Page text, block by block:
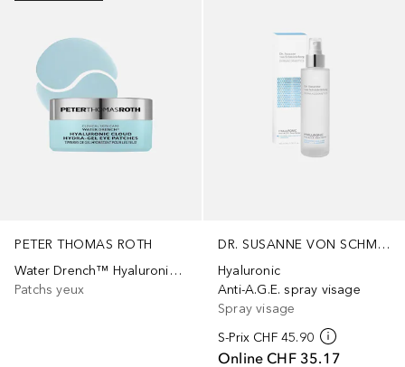
PETER THOMAS ROTH
Water Drench™ Hyaluronic Cloud Hydra-Gel Eye Patches
Patchs yeux
DR. SUSANNE VON SCHMIEDEBERG
Hyaluronic
Anti-A.G.E. spray visage
Spray visage
S-Prix CHF 45.90
Online CHF 35.17